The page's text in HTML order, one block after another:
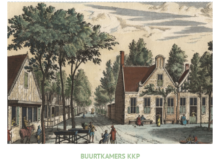
BUURTKAMERS KKP